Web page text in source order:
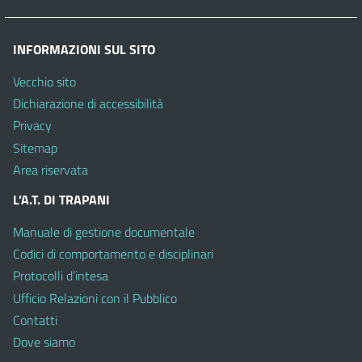
INFORMAZIONI SUL SITO
Vecchio sito
Dichiarazione di accessibilità
Privacy
Sitemap
Area riservata
L’A.T. DI TRAPANI
Manuale di gestione documentale
Codici di comportamento e disciplinari
Protocolli d’intesa
Ufficio Relazioni con il Pubblico
Contatti
Dove siamo